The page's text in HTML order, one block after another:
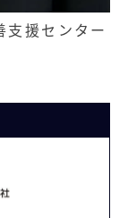
支援センター